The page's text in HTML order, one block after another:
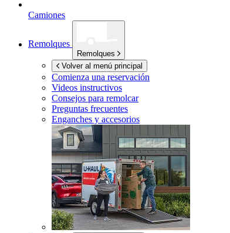
Camiones
Remolques
Remolques
Volver al menú principal
Comienza una reservación
Videos instructivos
Consejos para remolcar
Preguntas frecuentes
Enganches y accesorios